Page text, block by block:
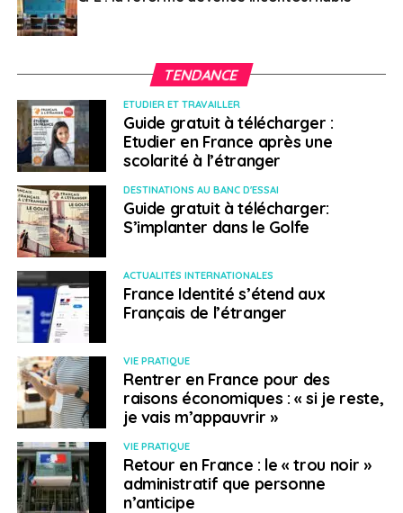
Sud
À l’autre bout du spectre, la péninsule ibérique séduit
ceux qui privilégient la qualité de vie au salaire. En
Espagne et au
Portugal, les revenus moyens restent
inférieurs à ceux du nord de l’Europe : autour de 1 900 à
2 300 € net mensuels pour de nombreux postes
qualifiés. Mais le coût du quotidien y reste plus
accessible. À Valence, le loyer d’un appartement une
chambre hors hypercentre tourne souvent autour de
850 à 1 000 €. À Lisbonne, malgré une forte hausse
récente des prix immobiliers, les dépenses courantes
(alimentation, restauration, transports) restent
globalement inférieures à celles de Paris, Munich ou
Amsterdam.
«Je gagne moins qu’à Paris, mais je vis deux fois mieux
», résume Manon, communicante à Lisbonne avec 2 100
€ net par mois. «
Mon deux-pièces me coûte 950 €, le
café est à 1,50 € et le menu du jour autour de 13 €.
L’argent disponible sert davantage à profiter du
quotidien qu’à couvrir des dépenses contraintes.
TENDANCE
ETUDIER ET TRAVAILLER
Guide gratuit à télécharger :
Etudier en France après une
scolarité à l’étranger
DESTINATIONS AU BANC D'ESSAI
Guide gratuit à télécharger:
S’implanter dans le Golfe
ACTUALITÉS INTERNATIONALES
France Identité s’étend aux
Français de l’étranger
VIE PRATIQUE
Rentrer en France pour des
raisons économiques : « si je reste,
je vais m’appauvrir »
VIE PRATIQUE
Retour en France : le « trou noir »
administratif que personne
n’anticipe